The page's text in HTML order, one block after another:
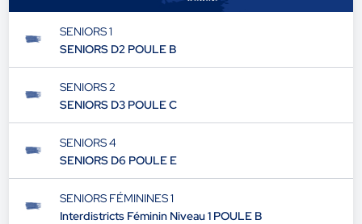
SENIORS 1
SENIORS D2 POULE B
SENIORS 2
SENIORS D3 POULE C
SENIORS 4
SENIORS D6 POULE E
SENIORS FÉMININES 1
Interdistricts Féminin Niveau 1 POULE B